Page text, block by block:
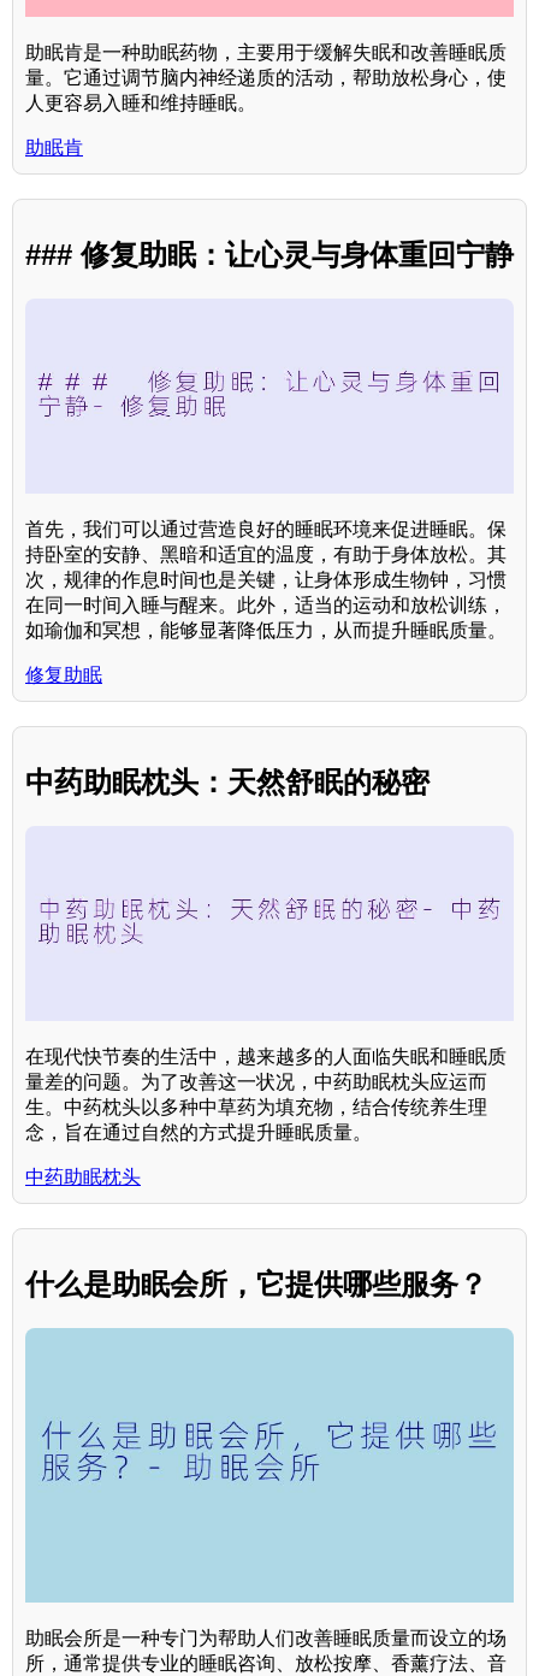
助眠肯是一种助眠药物，主要用于缓解失眠和改善睡眠质
量。它通过调节脑内神经递质的活动，帮助放松身心，使
人更容易入睡和维持睡眠。
助眠肯
### 修复助眠：让心灵与身体重回宁静
首先，我们可以通过营造良好的睡眠环境来促进睡眠。保
持卧室的安静、黑暗和适宜的温度，有助于身体放松。其
次，规律的作息时间也是关键，让身体形成生物钟，习惯
在同一时间入睡与醒来。此外，适当的运动和放松训练，
如瑜伽和冥想，能够显著降低压力，从而提升睡眠质量。
修复助眠
中药助眠枕头：天然舒眠的秘密
在现代快节奏的生活中，越来越多的人面临失眠和睡眠质
量差的问题。为了改善这一状况，中药助眠枕头应运而
生。中药枕头以多种中草药为填充物，结合传统养生理
念，旨在通过自然的方式提升睡眠质量。
中药助眠枕头
什么是助眠会所，它提供哪些服务？
助眠会所是一种专门为帮助人们改善睡眠质量而设立的场
所，通常提供专业的睡眠咨询、放松按摩、香薰疗法、音